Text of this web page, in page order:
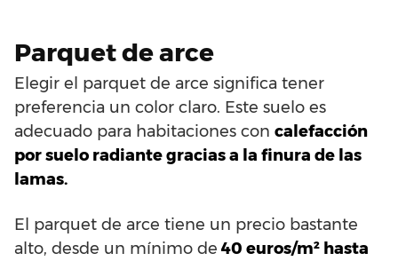
Parquet de arce
Elegir el parquet de arce significa tener
preferencia un color claro. Este suelo es
adecuado para habitaciones con calefacción
por suelo radiante gracias a la finura de las
lamas.
El parquet de arce tiene un precio bastante
alto, desde un mínimo de 40 euros/m² hasta